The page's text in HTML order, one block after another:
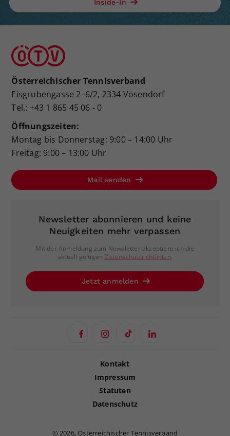
Inside-In
Österreichischer Tennisverband
Eisgrubengasse 2–6/2, 2334 Vösendorf
Tel.: +43 1 865 45 06 - 0
Öffnungszeiten:
Montag bis Donnerstag: 9:00 – 14:00 Uhr
Freitag: 9:00 – 13:00 Uhr
Mail senden
Newsletter abonnieren und keine
Neuigkeiten mehr verpassen
Mit der Anmeldung zum Newsletter akzeptiere ich die
aktuell gültigen Datenschutzrichtlinien.
Jetzt anmelden
Kontakt
Impressum
Statuten
Datenschutz
©2026, Österreichischer Tennisverband